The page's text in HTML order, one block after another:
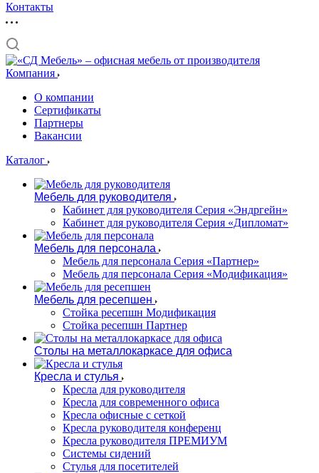
Контакты
Компания
О компании
Сертификаты
Партнеры
Вакансии
Каталог
Мебель для руководителя
Кабинет для руководителя Серия «Эндргейн»
Кабинет для руководителя Серия «Дипломат»
Мебель для персонала
Мебель для персонала Серия «Партнер»
Мебель для персонала Серия «Модификация»
Мебель для ресепшен
Стойка ресепшн Модификация
Стойка ресепшн Партнер
Столы на металлокаркасе для офиса
Кресла и стулья
Кресла для руководителя
Кресла для современного офиса
Кресла офисные с сеткой
Кресла руководителя конференц
Кресла руководителя ПРЕМИУМ
Системы сидений
Стулья для посетителей